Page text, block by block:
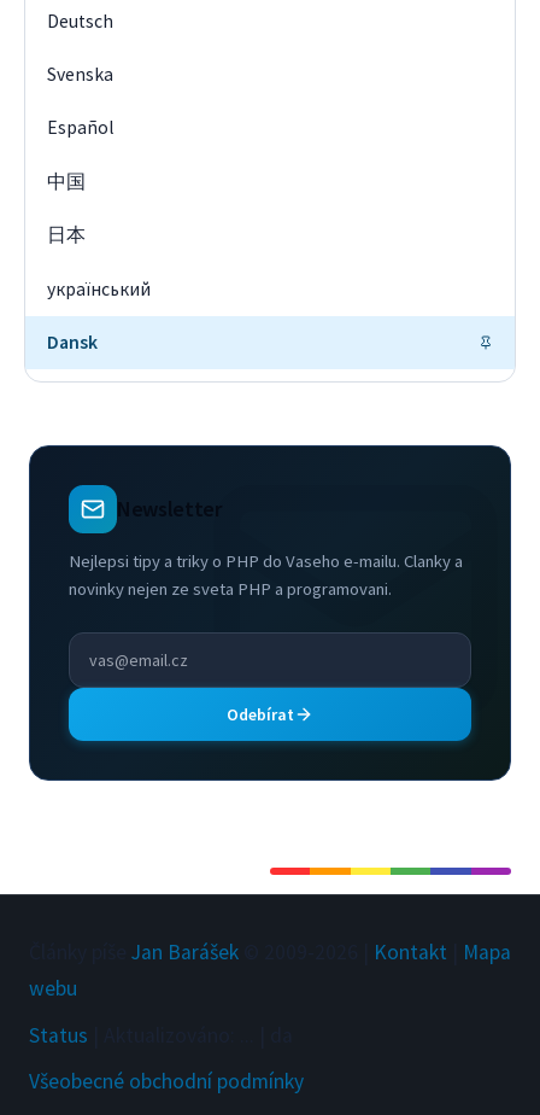
Deutsch
Svenska
Español
中国
日本
український
Dansk
Newsletter
Nejlepsi tipy a triky o PHP do Vaseho e-mailu. Clanky a
novinky nejen ze sveta PHP a programovani.
Odebírat
Jan Barášek Kontakt
Mapa
webu
Status
Všeobecné obchodní podmínky